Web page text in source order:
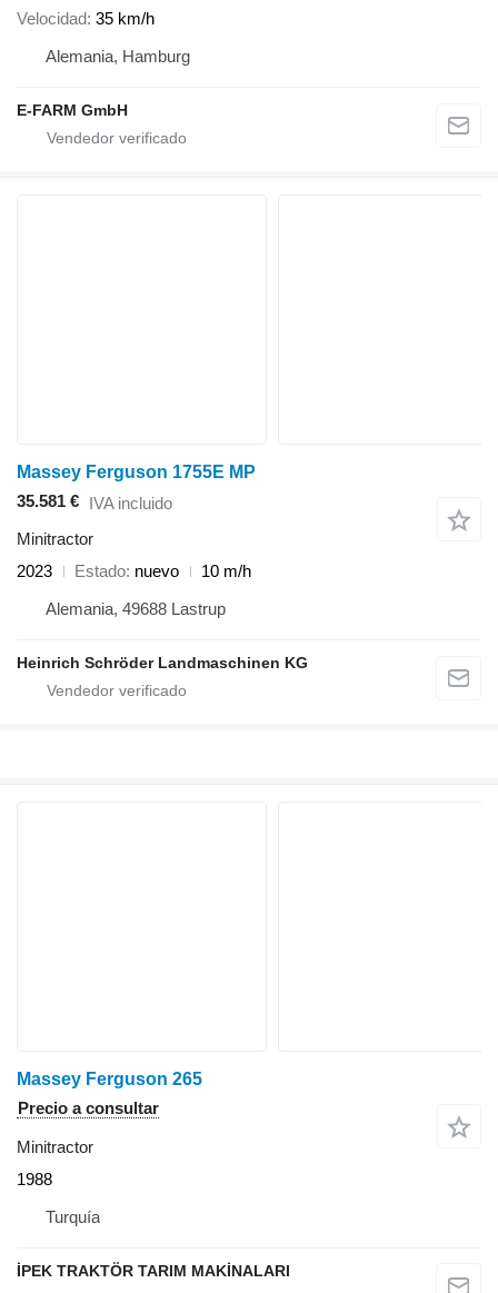
Velocidad 35 km/h
Alemania, Hamburg
E-FARM GmbH
Massey Ferguson 1755E MP
35.581 € IVA incluido
Minitractor
2023
Estado nuevo
10 m/h
Alemania, 49688 Lastrup
Heinrich Schröder Landmaschinen KG
Massey Ferguson 265
Precio a consultar
Minitractor
1988
Turquía
İPEK TRAKTÖR TARIM MAKİNALARI